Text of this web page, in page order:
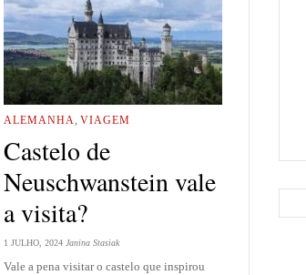
ALEMANHA, VIAGEM
Castelo de
Neuschwanstein vale
a visita?
1 JULHO, 2024 Janina Stasiak
Vale a pena visitar o castelo que inspirou